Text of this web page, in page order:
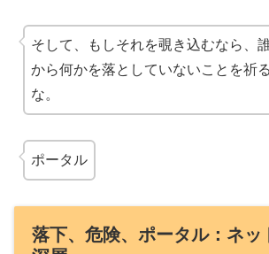
そして、もしそれを覗き込むなら、
から何かを落としていないことを祈
な。
ポータル
落下、危険、ポータル：ネッ